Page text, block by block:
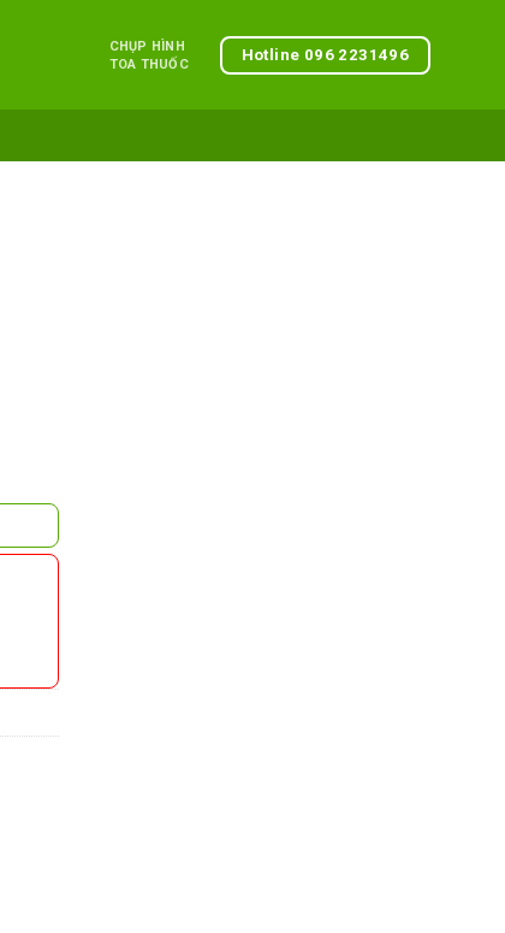
CHỤP HÌNH
TOA THUỐC
Hotline 096 2231496